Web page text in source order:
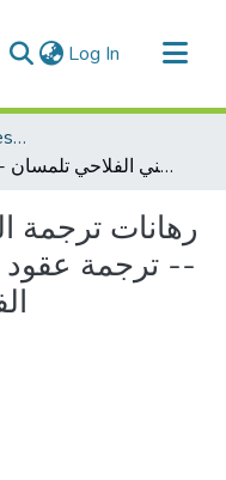
Log In (current)
Département des Langues étrangères
رهانات ترجمة الوثائق الإدارية الجزائرية -- ترجمة عقود تأمين الصندوق الوطني الفلاحي تلمسان -أنموذجا
رهانات ترجمة
-- ترجمة عقود